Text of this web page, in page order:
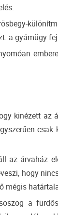
a gyámügy
kinézett az
az árvaház
hogy
mégis
a